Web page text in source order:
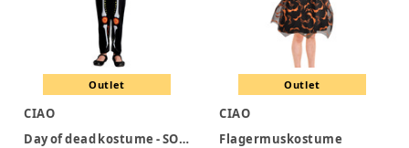
Outlet
CIAO
Day of dead kostume - SORT
Outlet
CIAO
Flagermuskostume